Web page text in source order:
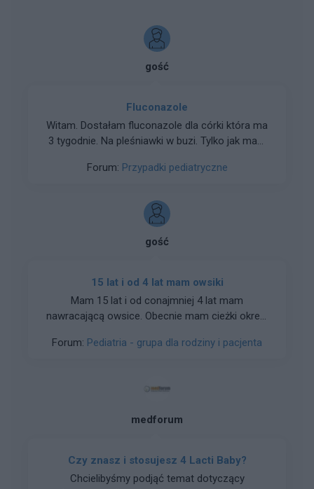
gość
Fluconazole
Witam. Dostałam fluconazole dla córki która ma
3 tygodnie. Na pleśniawki w buzi. Tylko jak mam
Forum: Przypadki pediatryczne
gość
15 lat i od 4 lat mam owsiki
Mam 15 lat i od conajmniej 4 lat mam
nawracającą owsice. Obecnie mam cieżki okres.
tygodniu to mnie neka. Odstawilam slodycze, żre
rodzicom ale chyba bede musiala jesli chce sie
czytajac niektore pytania tutaj boje sie ze utkne
wystarczy tylko zjesc jednego slodycza i znowu
nie wydaje sie tego miec od kilju lat tylko ja, a nie
Forum: Pediatria - grupa dla rodziny i pacjenta
medforum
Czy znasz i stosujesz 4 Lacti Baby?
Chcielibyśmy podjąć temat dotyczący